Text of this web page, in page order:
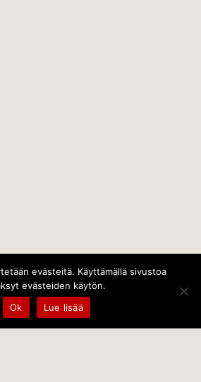
evästeitä. Käyttämällä sivustoa
evästeiden käytön.
Ok
Lue lisää